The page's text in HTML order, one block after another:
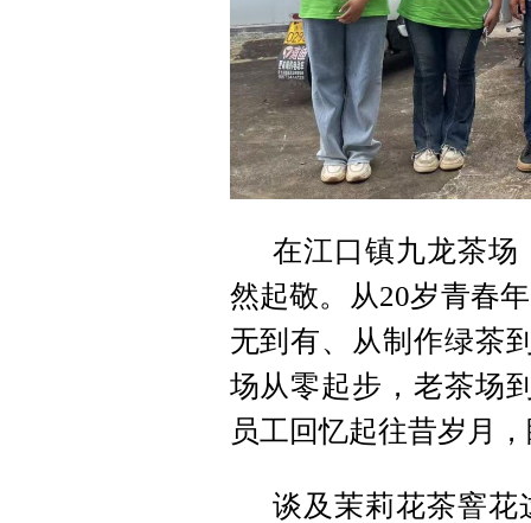
在江口镇九龙茶场
然起敬。从20岁青春
无到有、从制作绿茶
场从零起步，老茶场
员工回忆起往昔岁月
谈及茉莉花茶窨花